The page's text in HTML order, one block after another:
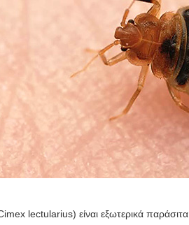
lectularius) είναι εξωτερικά